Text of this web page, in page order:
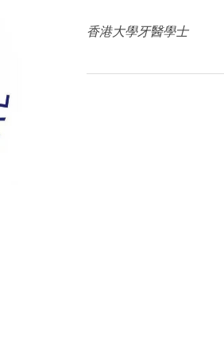
香港大學牙醫學士